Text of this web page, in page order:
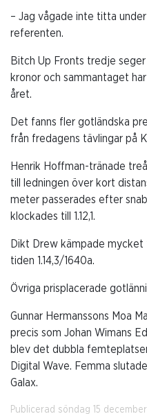
– Jag vågade inte titta
referenten.
Bitch Up Fronts tredje
kronor och sammantaget
året.
Det fanns fler gotländska
från fredagens tävlingar på
Henrik Hoffman-tränade
till ledningen över kort
meter passerades efter
klockades till 1.12,1.
Dikt Drew kämpade
tiden 1.14,3/1640a.
Övriga prisplacerade
Gunnar Hermanssons Moa
precis som Johan Wimans
blev det dubbla
Digital Wave. Femma
Galax.
Publicerad söndag 15